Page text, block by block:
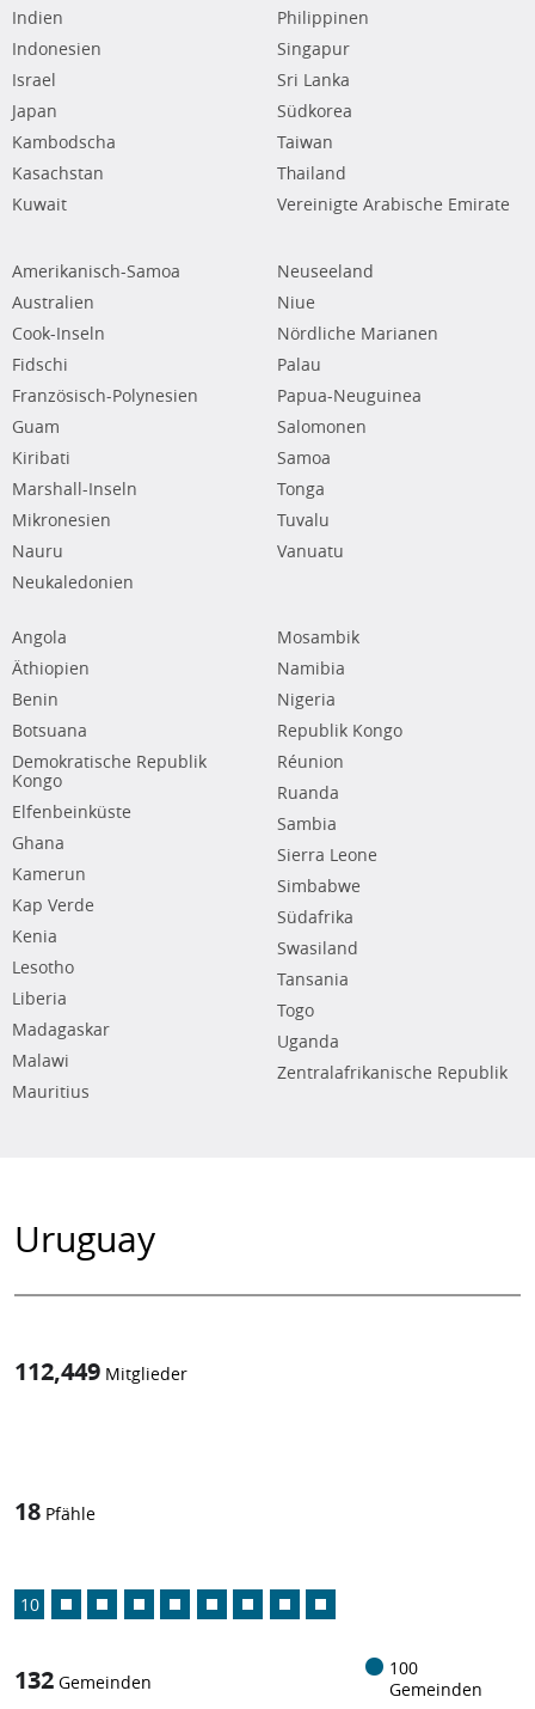
Indien
Indonesien
Israel
Japan
Kambodscha
Kasachstan
Kuwait
Philippinen
Singapur
Sri Lanka
Südkorea
Taiwan
Thailand
Vereinigte Arabische Emirate
Amerikanisch-Samoa
Australien
Cook-Inseln
Fidschi
Französisch-Polynesien
Guam
Kiribati
Marshall-Inseln
Mikronesien
Nauru
Neukaledonien
Neuseeland
Niue
Nördliche Marianen
Palau
Papua-Neuguinea
Salomonen
Samoa
Tonga
Tuvalu
Vanuatu
Angola
Äthiopien
Benin
Botsuana
Demokratische Republik
Kongo
Elfenbeinküste
Ghana
Kamerun
Kap Verde
Kenia
Lesotho
Liberia
Madagaskar
Malawi
Mauritius
Mosambik
Namibia
Nigeria
Republik Kongo
Réunion
Ruanda
Sambia
Sierra Leone
Simbabwe
Südafrika
Swasiland
Tansania
Togo
Uganda
Zentralafrikanische Republik
Uruguay
112,449 Mitglieder
18 Pfähle
10
132 Gemeinden
100
Gemeinden